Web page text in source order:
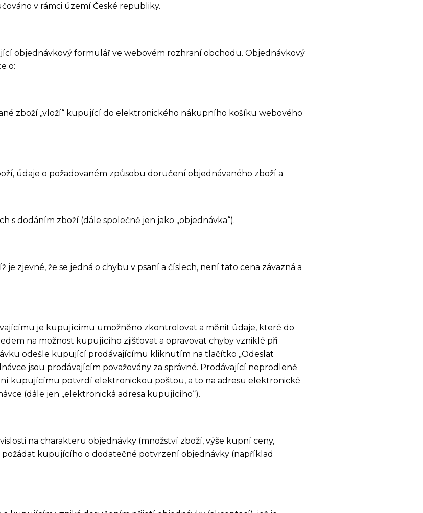
v rámci území České republiky.
objednávkový formulář ve webovém rozhraní obchodu. Objednávkový
o:
zboží „vloží“ kupující do elektronického nákupního košíku webového
údaje o požadovaném způsobu doručení objednávaného zboží a
s dodáním zboží (dále společně jen jako „objednávka“).
je zjevné, že se jedná o chybu v psaní a číslech, není tato cena závazná a
je kupujícímu umožněno zkontrolovat a měnit údaje, které do
na možnost kupujícího zjišťovat a opravovat chyby vzniklé při
odešle kupující prodávajícímu kliknutím na tlačítko „Odeslat
jsou prodávajícím považovány za správné. Prodávající neprodleně
kupujícímu potvrdí elektronickou poštou, a to na adresu elektronické
(dále jen „elektronická adresa kupujícího“).
na charakteru objednávky (množství zboží, výše kupní ceny,
kupujícího o dodatečné potvrzení objednávky (například